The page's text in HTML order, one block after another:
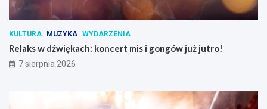
KULTURA MUZYKA WYDARZENIA
Relaks w dźwiękach: koncert mis i gongów już jutro!
7 sierpnia 2026